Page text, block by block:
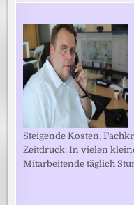
Steigende Kosten,
Zeitdruck: In vielen
Mitarbeitende täglich